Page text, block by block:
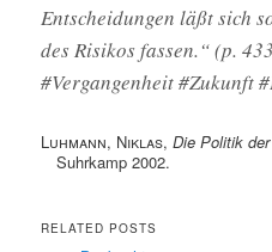
Entscheidungen läßt sich
des Risikos fassen.“ (p.
#Vergangenheit #Zukunft
Luhmann, Niklas,Die Politik
Suhrkamp 2002.
RELATED POSTS